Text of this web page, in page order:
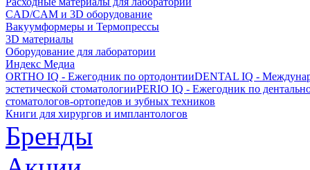
CAD/CAM и 3D оборудование
Вакуумформеры и Термопрессы
3D материалы
Оборудование для лаборатории
Индекс Медиа
ORTHO IQ - Ежегодник по ортодонтииDENTAL IQ -
эстетической стоматологииPERIO IQ - Ежегодник по
стоматологов-ортопедов и зубных техников
Книги для хирургов и имплантологов
Бренды